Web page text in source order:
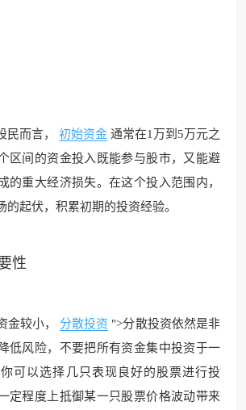
民而言， 初始资金 通常在1万到5万元之
区间的资金投入既能参与股市，又能避
的重大经济损失。在这个投入范围内，
的起伏，积累初期的投资经验。
性
金较小， 分散投资 ">分散投资依然是非
低风险，不要把所有资金集中投资于一
可以选择几只表现良好的股票进行投
定程度上抵御某一只股票价格波动带来